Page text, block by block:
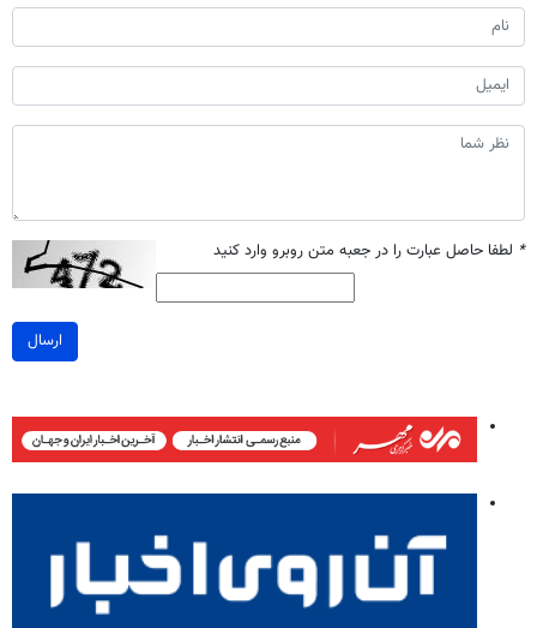
* لطفا حاصل عبارت را در جعبه متن روبرو وارد کنید
ارسال